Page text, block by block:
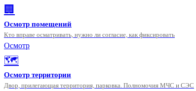
🏢
Осмотр помещений
Кто вправе осматривать, нужно ли согласие, как фиксировать
Осмотр
🗺️
Осмотр территории
Двор, прилегающая территория, парковка. Полномочия МЧС и СЭС